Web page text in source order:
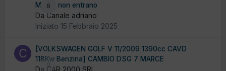
6
Marce non entrano
Da Canale adriano
Iniziato 15 Febbraio 2025
0
[VOLKSWAGEN GOLF V 11/2009 1390cc CAVD
118Kw Benzina] CAMBIO DSG 7 MARCE